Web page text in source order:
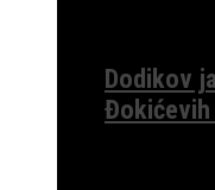
Dodikov
Đokićevih